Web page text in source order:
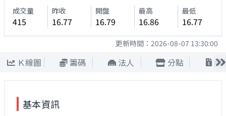
成交量
415
昨收
16.77
開盤
16.79
最高
16.86
最低
16.77
更新時間： 2026-08-07 13:30:00
Ｋ線圖 籌碼 法人 分點 股
基本資訊